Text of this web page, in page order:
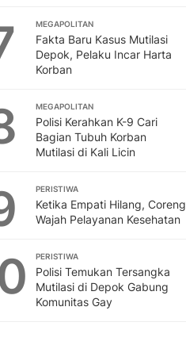
MEGAPOLITAN
Fakta Baru Kasus Mutilasi
Depok, Pelaku Incar Harta
Korban
MEGAPOLITAN
Polisi Kerahkan K-9 Cari
Bagian Tubuh Korban
Mutilasi di Kali Licin
PERISTIWA
Ketika Empati Hilang, Coreng
Wajah Pelayanan Kesehatan
PERISTIWA
Polisi Temukan Tersangka
Mutilasi di Depok Gabung
Komunitas Gay